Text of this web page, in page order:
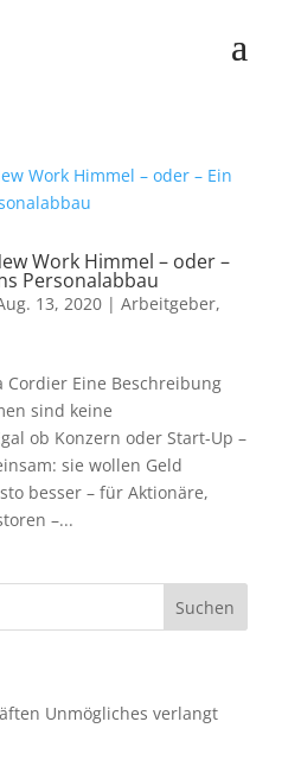
Work Himmel – oder –
Personalabbau
13, 2020| Arbeitgeber,
Cordier Eine Beschreibung
sind keine
ob Konzern oder Start-Up –
sie wollen Geld
besser – für Aktionäre,
–...
Unmögliches verlangt